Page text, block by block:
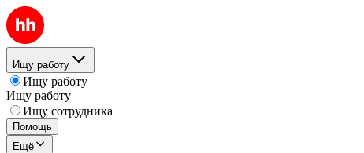
Ищу работу
Ищу работу
Ищу работу
Ищу сотрудника
Помощь
Ещё